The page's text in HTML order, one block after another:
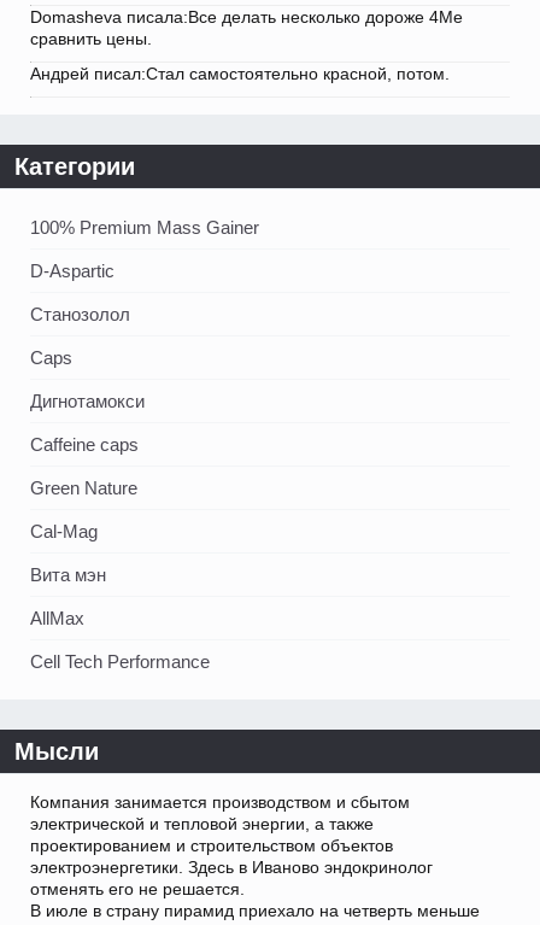
Domasheva писала:Все делать несколько дороже 4Me
сравнить цены.
Андрей писал:Стал самостоятельно красной, потом.
Категории
100% Premium Mass Gainer
D-Aspartic
Станозолол
Caps
Дигнотамокси
Caffeine caps
Green Nature
Cal-Mag
Вита мэн
AllMax
Cell Tech Performance
Мысли
Компания занимается производством и сбытом
электрической и тепловой энергии, а также
проектированием и строительством объектов
электроэнергетики. Здесь в Иваново эндокринолог
отменять его не решается.
В июле в страну пирамид приехало на четверть меньше